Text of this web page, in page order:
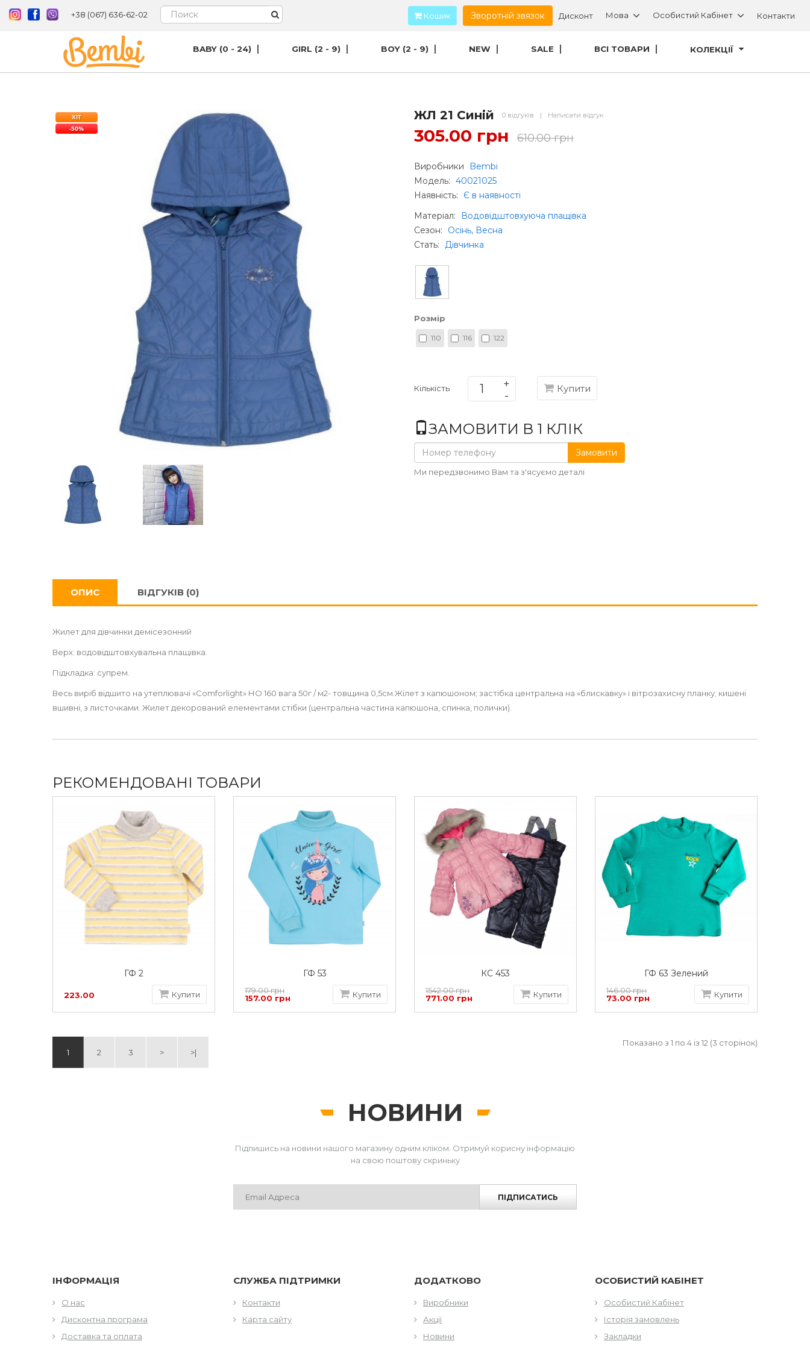
+38 (067) 636-62-02 Кошик Зворотній звязок Дисконт Мова Особистий Кабінет Контакти
BABY (0 - 24) GIRL (2 - 9) BOY (2 - 9) NEW SALE ВСІ ТОВАРИ КОЛЕКЦІЇ
ХІТ
-50%
ЖЛ 21 Синій 0 відгуків | Написати відгук
305.00 грн 610.00 грн
Виробники
Bembi
Модель: 40021025
Наявність:
Є в наявності
Матеріал:
Водовідштовхуюча плащівка
Сезон:
Осінь, Весна
Стать: Дівчинка
Розмір
110 116 122
Кількість Купити
ЗАМОВИТИ В 1 КЛІК
Замовити
Ми передзвонимо Вам та з'ясуємо деталі
ОПИС ВІДГУКІВ (0)
Жилет для дівчинки демісезонний
Верх: водовідштовхувальна плащівка.
Підкладка: супрем.
Весь виріб відшито на утеплювачі «Comforlight» НО 160 вага 50г / м2- товщина 0,5см.Жілет з капюшоном; застібка центральна на «блискавку» і вітрозахисну планку; кишені
вшивні, з листочками. Жилет декорований елементами стібки (центральна частина капюшона, спинка, полички).
РЕКОМЕНДОВАНІ ТОВАРИ
ГФ 2
223.00 Купити
ГФ 53
179.00 грн
157.00 грн
Купити
КС 453
1542.00 грн
771.00 грн
Купити
ГФ 63 Зелений
146.00 грн
73.00 грн
Купити
1 2 3 > >|
Показано з 1 по 4 із 12 (3 сторінок)
НОВИНИ
Підпишись на новини нашого магазину одним кліком. Отримуй корисну інформацію
на свою поштову скриньку
ПІДПИСАТИСЬ
ІНФОРМАЦІЯ
О нас
Дисконтна програма
Доставка та оплата
СЛУЖБА ПІДТРИМКИ
Контакти
Карта сайту
ДОДАТКОВО
Виробники
Акції
Новини
ОСОБИСТИЙ КАБІНЕТ
Особистий Кабінет
Історія замовлень
Закладки